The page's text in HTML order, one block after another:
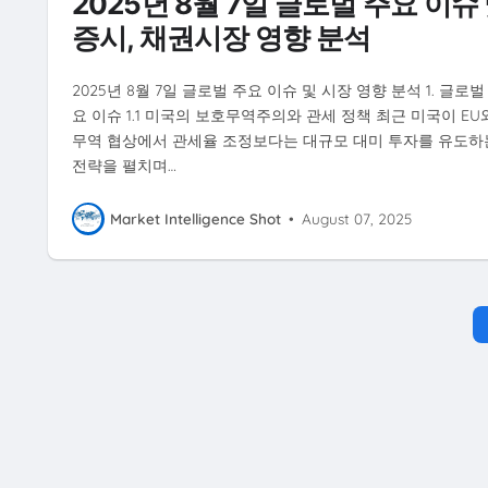
증시, 채권시장 영향 분석
2025년 8월 7일 글로벌 주요 이슈 및 시장 영향 분석 1. 글로벌
요 이슈 1.1 미국의 보호무역주의와 관세 정책 최근 미국이 EU
무역 협상에서 관세율 조정보다는 대규모 대미 투자를 유도하
전략을 펼치며…
Market Intelligence Shot • August 07, 2025